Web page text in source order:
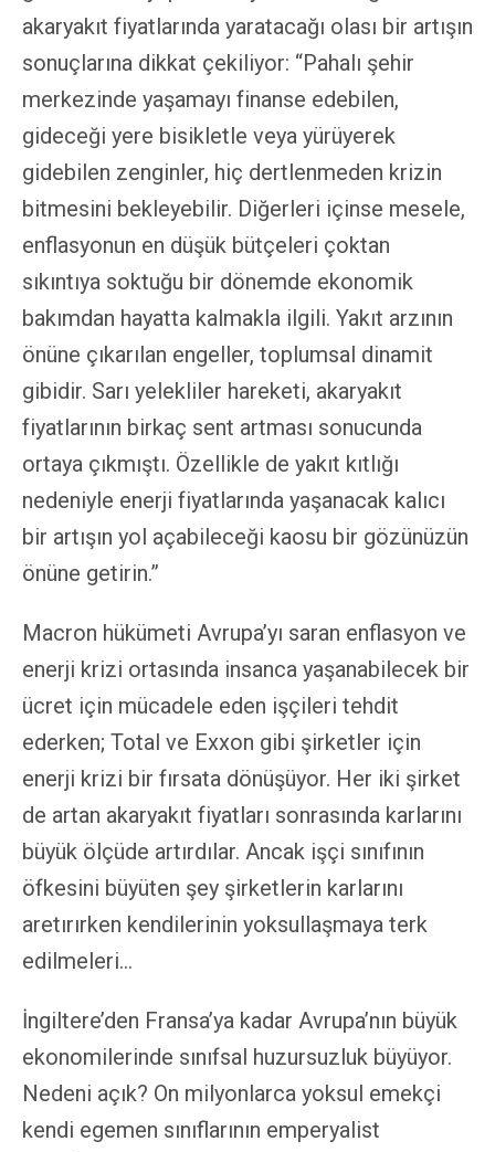
akaryakıt fiyatlarında yaratacağı olası bir artışın
sonuçlarına dikkat çekiliyor: “Pahalı şehir
merkezinde yaşamayı finanse edebilen,
gideceği yere bisikletle veya yürüyerek
gidebilen zenginler, hiç dertlenmeden krizin
bitmesini bekleyebilir. Diğerleri içinse mesele,
enflasyonun en düşük bütçeleri çoktan
sıkıntıya soktuğu bir dönemde ekonomik
bakımdan hayatta kalmakla ilgili. Yakıt arzının
önüne çıkarılan engeller, toplumsal dinamit
gibidir. Sarı yelekliler hareketi, akaryakıt
fiyatlarının birkaç sent artması sonucunda
ortaya çıkmıştı. Özellikle de yakıt kıtlığı
nedeniyle enerji fiyatlarında yaşanacak kalıcı
bir artışın yol açabileceği kaosu bir gözünüzün
önüne getirin.”
Macron hükümeti Avrupa’yı saran enflasyon ve
enerji krizi ortasında insanca yaşanabilecek bir
ücret için mücadele eden işçileri tehdit
ederken; Total ve Exxon gibi şirketler için
enerji krizi bir fırsata dönüşüyor. Her iki şirket
de artan akaryakıt fiyatları sonrasında karlarını
büyük ölçüde artırdılar. Ancak işçi sınıfının
öfkesini büyüten şey şirketlerin karlarını
aretırırken kendilerinin yoksullaşmaya terk
edilmeleri…
İngiltere’den Fransa’ya kadar Avrupa’nın büyük
ekonomilerinde sınıfsal huzursuzluk büyüyor.
Nedeni açık? On milyonlarca yoksul emekçi
kendi egemen sınıflarının emperyalist